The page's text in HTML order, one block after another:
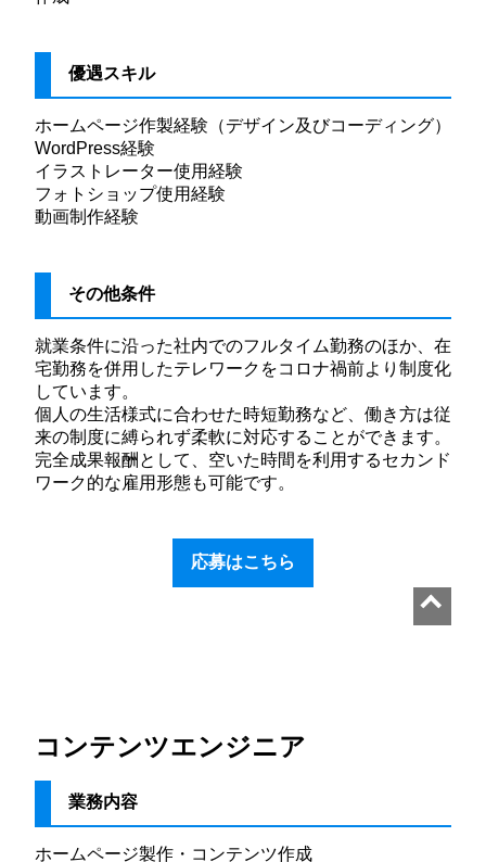
優遇スキル
ホームページ作製経験（デザイン及びコーディング）
WordPress経験
イラストレーター使用経験
フォトショップ使用経験
動画制作経験
その他条件
就業条件に沿った社内でのフルタイム勤務のほか、在
宅勤務を併用したテレワークをコロナ禍前より制度化
しています。
個人の生活様式に合わせた時短勤務など、働き方は従
来の制度に縛られず柔軟に対応することができます。
完全成果報酬として、空いた時間を利用するセカンド
ワーク的な雇用形態も可能です。
応募はこちら
コンテンツエンジニア
業務内容
ホームページ製作・コンテンツ作成